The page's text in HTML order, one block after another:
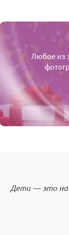
Любое из
Дети — это